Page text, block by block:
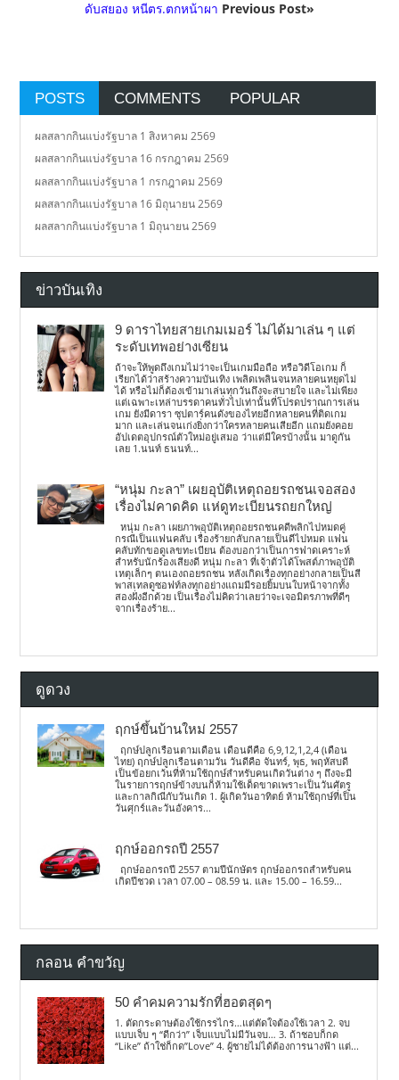
ดับสยอง หนีตร.ตกหน้าผา Previous Post»
POSTS COMMENTS POPULAR
ผลสลากกินแบ่งรัฐบาล 1 สิงหาคม 2569
ผลสลากกินแบ่งรัฐบาล 16 กรกฎาคม 2569
ผลสลากกินแบ่งรัฐบาล 1 กรกฎาคม 2569
ผลสลากกินแบ่งรัฐบาล 16 มิถุนายน 2569
ผลสลากกินแบ่งรัฐบาล 1 มิถุนายน 2569
ข่าวบันเทิง
9 ดาราไทยสายเกมเมอร์ ไม่ได้มาเล่น ๆ แต่
ระดับเทพอย่างเซียน
ถ้าจะให้พูดถึงเกมไม่ว่าจะเป็นเกมมือถือ หรือวิดีโอเกม ก็
เรียกได้ว่าสร้างความบันเทิง เพลิดเพลินจนหลายคนหยุดไม่
ได้ หรือไม่ก็ต้องเข้ามาเล่นทุกวันถึงจะสบายใจ และไม่เพียง
แต่เฉพาะเหล่าบรรดาคนทั่วไปเท่านั้นที่โปรดปราณการเล่น
เกม ยังมีดารา ซุปตาร์คนดังของไทยอีกหลายคนที่ติดเกม
มาก และเล่นจนเก่งยิ่งกว่าใครหลายคนเสียอีก แถมยังคอย
อัปเดตอุปกรณ์ตัวใหม่อยู่เสมอ ว่าแต่มีใครบ้างนั้น มาดูกัน
เลย 1.นนท์ ธนนท์...
“หนุ่ม กะลา” เผยอุบัติเหตุถอยรถชนเจอสอง
เรื่องไม่คาดคิด แห่ดูทะเบียนรถยกใหญ่
หนุ่ม กะลา เผยภาพอุบัติเหตุถอยรถชนคดีพลิกไปหมดคู่
กรณีเป็นแฟนคลับ เรื่องร้ายกลับกลายเป็นดีไปหมด แฟน
คลับทักขอดูเลขทะเบียน ต้องบอกว่าเป็นการฟาดเคราะห์
สำหรับนักร้องเสียงดี หนุ่ม กะลา ที่เจ้าตัวได้โพสต์ภาพอุบัติ
เหตุเล็กๆ ตนเองถอยรถชน หลังเกิดเรื่องทุกอย่างกลายเป็นสี
พาสเทลดูซอฟท์ลงทุกอย่างแถมมีรอยยิ้มบนใบหน้าจากทั้ง
สองฝั่งอีกด้วย เป็นเรื่องไม่คิดว่าเลยว่าจะเจอมิตรภาพที่ดีๆ
จากเรื่องร้าย...
ดูดวง
ฤกษ์ขึ้นบ้านใหม่ 2557
ฤกษ์ปลูกเรือนตามเดือน เดือนดีคือ 6,9,12,1,2,4 (เดือน
ไทย) ฤกษ์ปลูกเรือนตามวัน วันดีคือ จันทร์, พุธ, พฤหัสบดี
เป็นข้อยกเว้นที่ห้ามใช้ฤกษ์สำหรับคนเกิดวันต่าง ๆ ถึงจะมี
ในรายการฤกษ์ข้างบนก็ห้ามใช้เด็ดขาดเพราะเป็นวันศัตรู
และกาลกิณีกับวันเกิด 1. ผู้เกิดวันอาทิตย์ ห้ามใช้ฤกษ์ที่เป็น
วันศุกร์และวันอังคาร...
ฤกษ์ออกรถปี 2557
ฤกษ์ออกรถปี 2557 ตามปีนักษัตร ฤกษ์ออกรถสำหรับคน
เกิดปีชวด เวลา 07.00 – 08.59 น. และ 15.00 – 16.59...
กลอน คำขวัญ
50 คำคมความรักที่ฮอตสุดๆ
1. ตัดกระดาษต้องใช้กรรไกร…แต่ตัดใจต้องใช้เวลา 2. จบ
แบบเจ็บ ๆ “ดีกว่า” เจ็บแบบไม่มีวันจบ… 3. ถ้าชอบก็กด
“Like” ถ้าใช่ก็กด”Love” 4. ผู้ชายไม่ได้ต้องการนางฟ้า แต่...